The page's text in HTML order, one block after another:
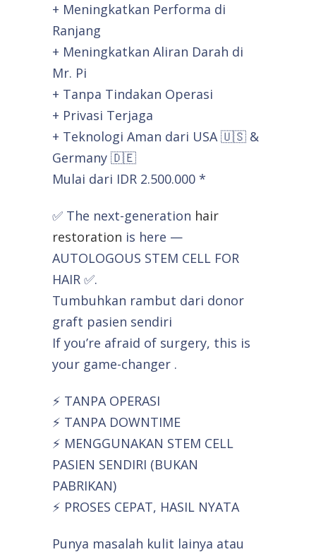
+ Meningkatkan Performa di
Ranjang
+ Meningkatkan Aliran Darah di
Mr. Pi
+ Tanpa Tindakan Operasi
+ Privasi Terjaga
+ Teknologi Aman dari USA 🇺🇸 &
Germany 🇩🇪
Mulai dari IDR 2.500.000 *
✅ The next-generation hair
restoration is here —
AUTOLOGOUS STEM CELL FOR
HAIR ✅.
Tumbuhkan rambut dari donor
graft pasien sendiri
If you’re afraid of surgery, this is
your game-changer .
⚡ TANPA OPERASI
⚡ TANPA DOWNTIME
⚡ MENGGUNAKAN STEM CELL
PASIEN SENDIRI (BUKAN
PABRIKAN)
⚡ PROSES CEPAT, HASIL NYATA
Punya masalah kulit lainya atau